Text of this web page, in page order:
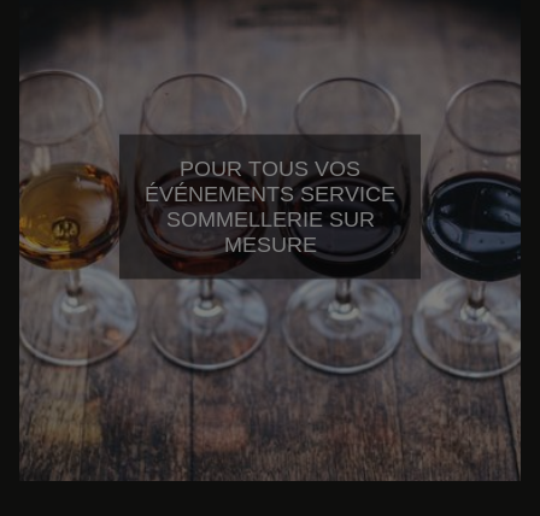
POUR TOUS VOS
ÉVÉNEMENTS SERVICE
SOMMELLERIE SUR
MESURE